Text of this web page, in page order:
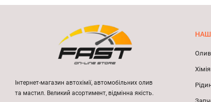
Інтернет-магазин автохімії, автомобільних олив
та мастил. Великий асортимент, відмінна якість.